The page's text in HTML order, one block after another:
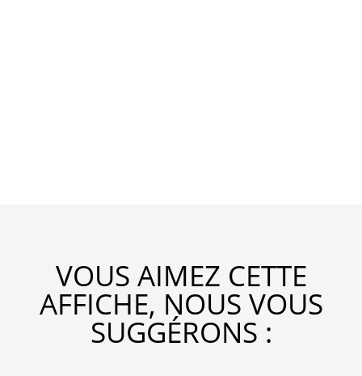
VOUS AIMEZ CETTE
AFFICHE, NOUS VOUS
SUGGÉRONS :